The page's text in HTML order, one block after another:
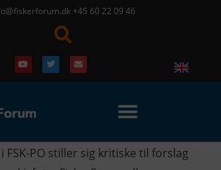
+45 60 22 09 46